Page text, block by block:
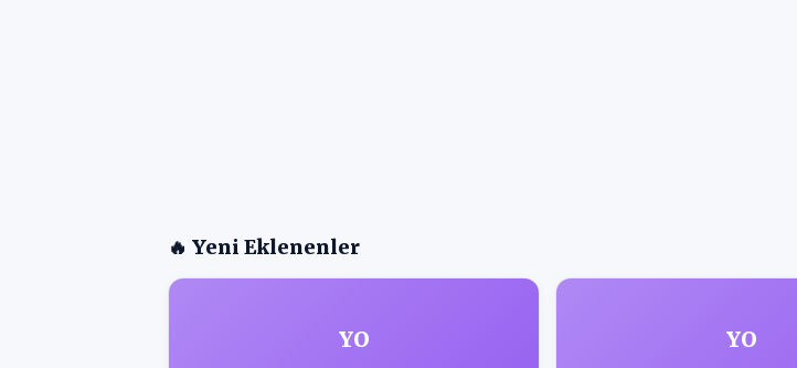
🔥 Yeni Eklenenler
YO YO